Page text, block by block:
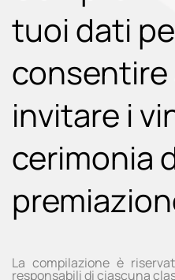
tuoi dati
consentire
invitare i
cerimonia
La compilazione è
responsabili di ciascuna